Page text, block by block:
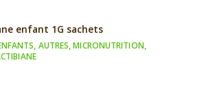
enfant 1G sachets
, AUTRES,MICRONUTRITION,